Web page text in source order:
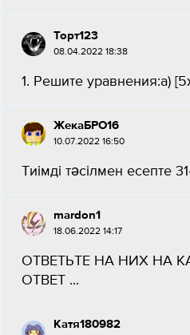
Торт123
08.04.2022 18:38
1. Решите уравнения:а)
ЖекаБРО16
10.07.2022 16:50
Тиімді тәсілмен есепте
mardon1
18.06.2022 14:17
ОТВЕТЬТЕ НА НИХ НА
ОТВЕТ ​...
Катя180982